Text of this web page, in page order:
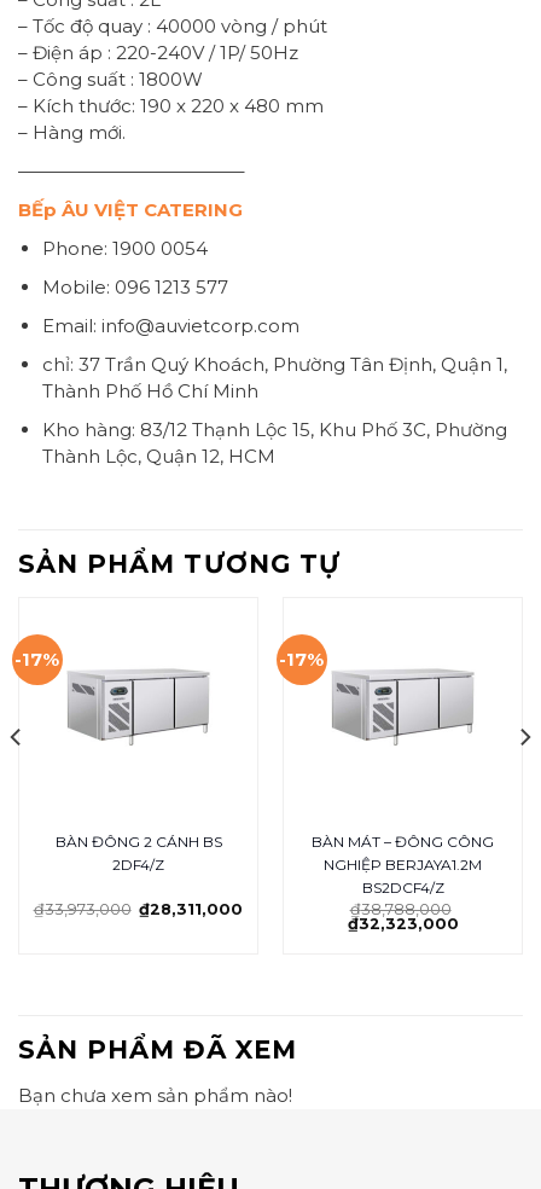
– Tốc độ quay : 40000 vòng / phút
– Điện áp : 220-240V / 1P/ 50Hz
– Công suất : 1800W
– Kích thước: 190 x 220 x 480 mm
– Hàng mới.
————————————–
BẾp ÂU VIỆT CATERING
Phone: 1900 0054
Mobile: 096 1213 577
Email: info@auvietcorp.com
chỉ: 37 Trần Quý Khoách, Phường Tân Định, Quận 1,
Thành Phố Hồ Chí Minh
Kho hàng: 83/12 Thạnh Lộc 15, Khu Phố 3C, Phường
Thành Lộc, Quận 12, HCM
SẢN PHẨM TƯƠNG TỰ
-17%
BÀN ĐÔNG 2 CÁNH BS
2DF4/Z
₫33,973,000 ₫28,311,000
-17%
BÀN MÁT – ĐÔNG CÔNG
NGHIỆP BERJAYA1.2M
BS2DCF4/Z
₫38,788,000
₫32,323,000
SẢN PHẨM ĐÃ XEM
Bạn chưa xem sản phẩm nào!